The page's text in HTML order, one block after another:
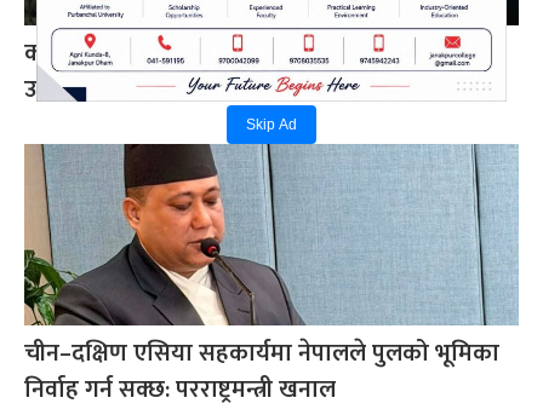
Skip Ad
करदाता प्रोत्साहन कार्यक्रम सफल भए अन्तर्राष्ट्रिय
उदाहरण बन्न सक्छ: अर्थमन्त्री डा. वाग्ले
चीन–दक्षिण एसिया सहकार्यमा नेपालले पुलको भूमिका
निर्वाह गर्न सक्छ: परराष्ट्रमन्त्री खनाल